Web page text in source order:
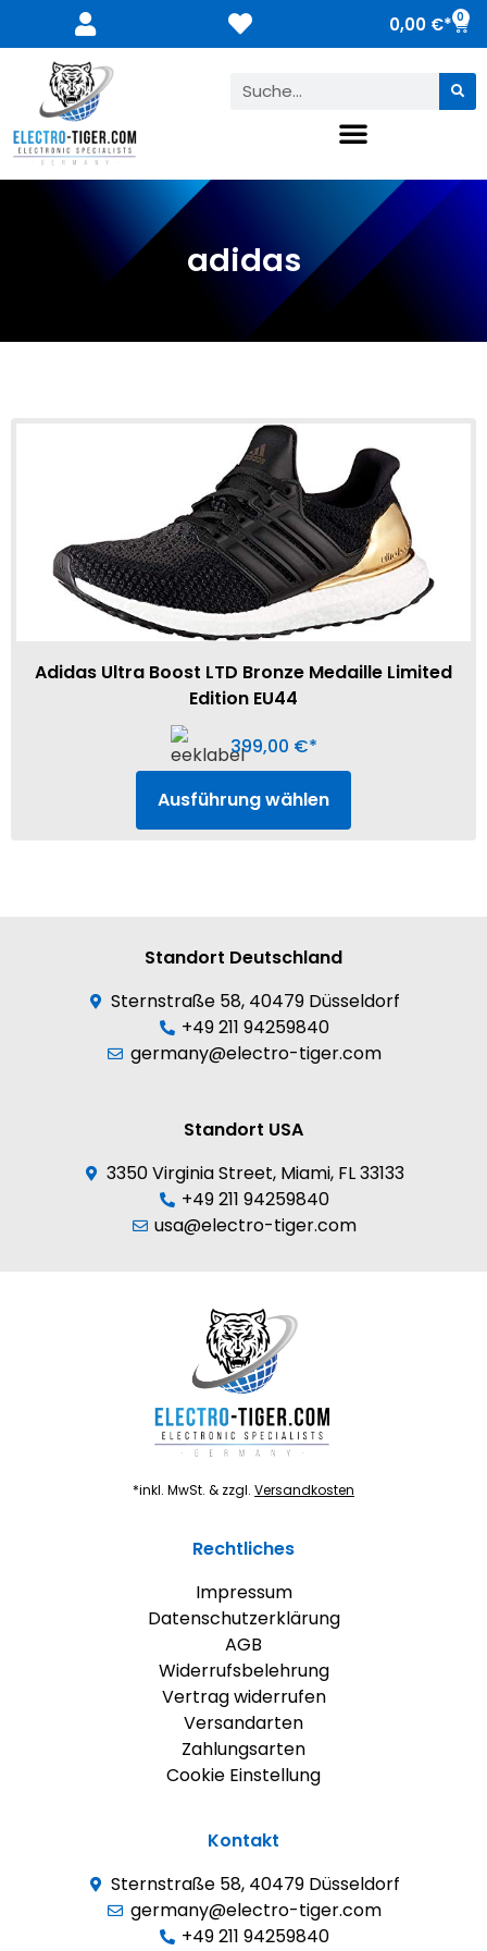
0,00 € 0
adidas
Adidas Ultra Boost LTD Bronze Medaille Limited
Edition EU44
399,00 €
Ausführung wählen
Standort Deutschland
Sternstraße 58, 40479 Düsseldorf
+49 211 94259840
germany@electro-tiger.com
Standort USA
3350 Virginia Street, Miami, FL 33133
+49 211 94259840
usa@electro-tiger.com
*inkl. MwSt. & zzgl. Versandkosten
Rechtliches
Impressum
Datenschutzerklärung
AGB
Widerrufsbelehrung
Vertrag widerrufen
Versandarten
Zahlungsarten
Cookie Einstellung
Kontakt
Sternstraße 58, 40479 Düsseldorf
germany@electro-tiger.com
+49 211 94259840